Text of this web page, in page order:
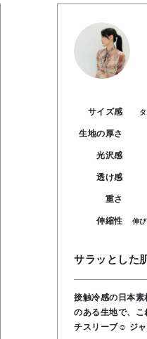
サイズ感
生地の厚さ
光沢感
透け感
重さ
伸縮性 伸
サラッとした
接触冷感の日本
のある生地で、
チスリーブ☺️ ジャ